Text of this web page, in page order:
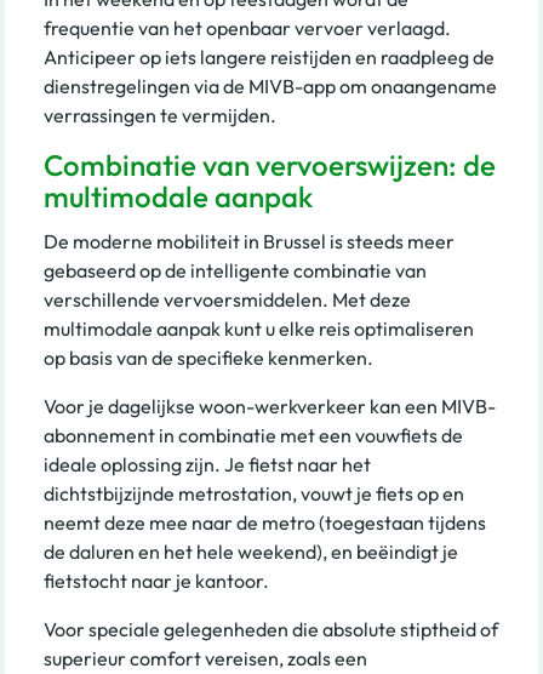
frequentie van het openbaar vervoer verlaagd.
Anticipeer op iets langere reistijden en raadpleeg de
dienstregelingen via de MIVB-app om onaangename
verrassingen te vermijden.
Combinatie van vervoerswijzen: de
multimodale aanpak
De moderne mobiliteit in Brussel is steeds meer
gebaseerd op de intelligente combinatie van
verschillende vervoersmiddelen. Met deze
multimodale aanpak kunt u elke reis optimaliseren
op basis van de specifieke kenmerken.
Voor je dagelijkse woon-werkverkeer kan een MIVB-
abonnement in combinatie met een vouwfiets de
ideale oplossing zijn. Je fietst naar het
dichtstbijzijnde metrostation, vouwt je fiets op en
neemt deze mee naar de metro (toegestaan tijdens
de daluren en het hele weekend), en beëindigt je
fietstocht naar je kantoor.
Voor speciale gelegenheden die absolute stiptheid of
superieur comfort vereisen, zoals een